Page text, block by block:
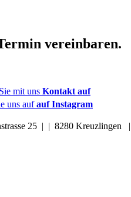
vereinbaren.
mit uns Kontakt auf
uns aufauf Instagram
25 | | 8280 Kreuzlingen |